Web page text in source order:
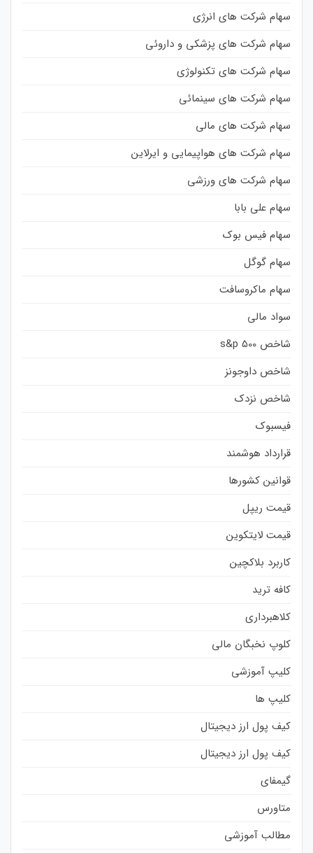
سهام شرکت های انرژی
سهام شرکت های پزشکی و داروئی
سهام شرکت های تکنولوژی
سهام شرکت های سینمائی
سهام شرکت های مالی
سهام شرکت های هواپیمایی و ایرلاین
سهام شرکت های ورزشی
سهام علی بابا
سهام فیس بوک
سهام گوگل
سهام ماکروسافت
سواد مالی
شاخص s&p 500
شاخص داوجونز
شاخص نزدک
فیسبوک
قرارداد هوشمند
قوانین کشورها
قیمت ریپل
قیمت لایتکوین
کاربرد بلاکچین
کافه ترید
کلاهبرداری
کلوپ نخبگان مالی
کلیپ آموزشی
کلیپ ها
کیف پول ارز دیجیتال
کیف پول ارز دیجیتال
گیمفای
متاورس
مطالب آموزشی